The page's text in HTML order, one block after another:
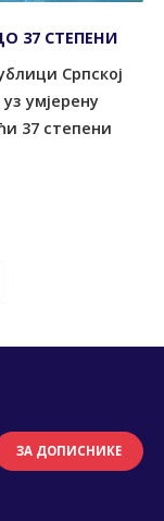
37 СТЕПЕНИ
Српској
умјерену
37 степени
ЗА ДОПИСНИКЕ